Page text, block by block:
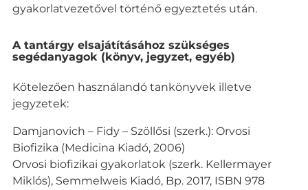
gyakorlatvezetővel történő egyeztetés után.
A tantárgy elsajátításához szükséges
segédanyagok (könyv, jegyzet, egyéb)
Kötelezően használandó tankönyvek illetve
jegyzetek:
Damjanovich – Fidy – Szöllősi (szerk.): Orvosi
Biofizika (Medicina Kiadó, 2006)
Orvosi biofizikai gyakorlatok (szerk. Kellermayer
Miklós), Semmelweis Kiadó, Bp. 2017, ISBN 978